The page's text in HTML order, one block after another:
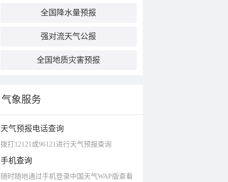
全国降水量预报
强对流天气公报
全国地质灾害预报
气象服务
天气预报电话查询
拨打12121或96121进行天气预报查询
手机查询
随时随地通过手机登录中国天气WAP版查看